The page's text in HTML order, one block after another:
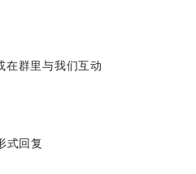
在群里与我们互动
式回复